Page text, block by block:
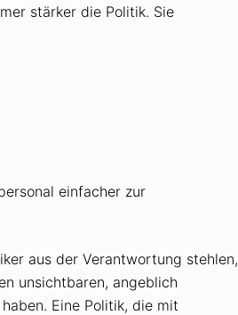
stärker die Politik. Sie
einfacher zur
aus der Verantwortung stehlen,
unsichtbaren, angeblich
Eine Politik, die mit